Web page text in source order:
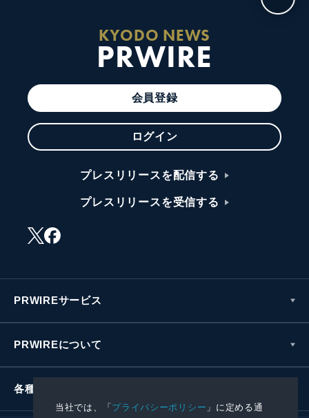
当社では、「プライバシーポリシー 」に定める通
KYODO NEWS
PRWIRE
会員登録
ログイン
プレスリリースを配信する
プレスリリースを受信する
PRWIREサービス
PRWIREについて
各種お問い合わせ